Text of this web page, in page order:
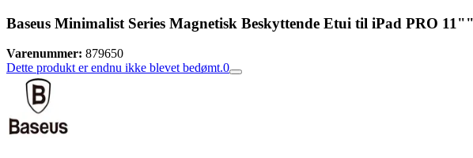
Baseus Minimalist Series Magnetisk Beskyttende Etui til iPad PRO
Varenummer: 879650
Dette produkt er endnu ikke blevet bedømt.0